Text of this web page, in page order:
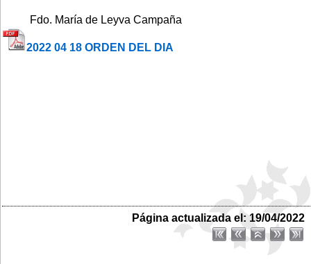
Fdo. María de Leyva Campaña
2022 04 18 ORDEN DEL DIA
Página actualizada el: 19/04/2022